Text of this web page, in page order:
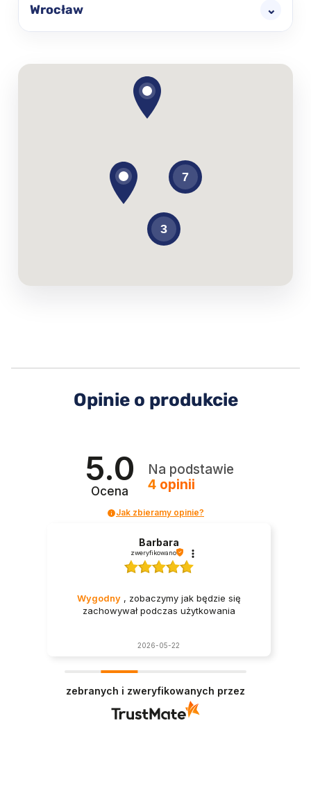
Wrocław ⌄
Opinie o produkcie
5.0
Ocena
Na podstawie
4opinii
Jak zbieramy opinie?
Barbara
zweryfikowano
Wygodny, zobaczymy jak będzie się
zachowywał podczas użytkowania
2026-05-22
zebranych i zweryfikowanych przez